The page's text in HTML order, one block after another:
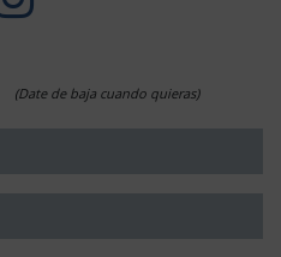
(Date de baja cuando quieras)